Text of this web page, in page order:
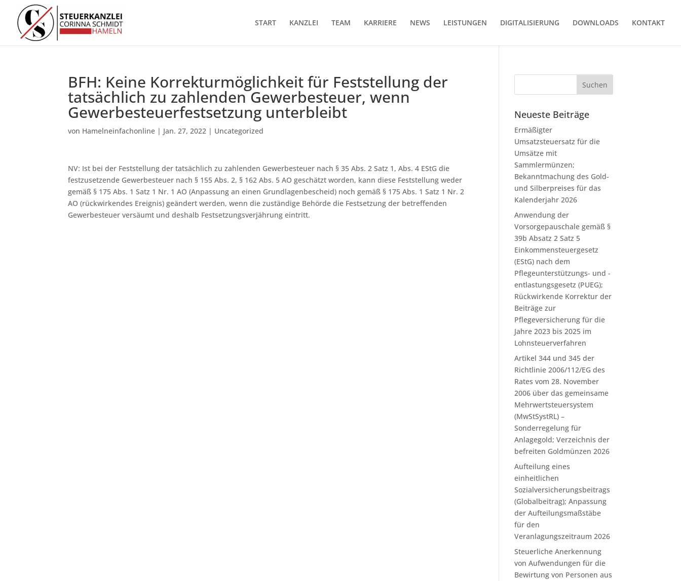
START KANZLEI TEAM KARRIERE NEWS LEISTUNGEN DIGITALISIERUNG DOWNLOADS KONTAKT
BFH: Keine Korrekturmöglichkeit für Feststellung der
tatsächlich zu zahlenden Gewerbesteuer, wenn
Gewerbesteuerfestsetzung unterbleibt
von Hamelneinfachonline | Jan. 27, 2022 | Uncategorized
NV: Ist bei der Feststellung der tatsächlich zu zahlenden Gewerbesteuer nach § 35 Abs. 2 Satz 1, Abs. 4 EStG die
festzusetzende Gewerbesteuer nach § 155 Abs. 2, § 162 Abs. 5 AO geschätzt worden, kann diese Feststellung weder
gemäß § 175 Abs. 1 Satz 1 Nr. 1 AO (Anpassung an einen Grundlagenbescheid) noch gemäß § 175 Abs. 1 Satz 1 Nr. 2
AO (rückwirkendes Ereignis) geändert werden, wenn die zuständige Behörde die Festsetzung der betreffenden
Gewerbesteuer versäumt und deshalb Festsetzungsverjährung eintritt.
Neueste Beiträge
Ermäßigter
Umsatzsteuersatz für die
Umsätze mit
Sammlermünzen;
Bekanntmachung des Gold-
und Silberpreises für das
Kalenderjahr 2026
Anwendung der
Vorsorgepauschale gemäß §
39b Absatz 2 Satz 5
Einkommensteuergesetz
(EStG) nach dem
Pflegeunterstützungs- und -
entlastungsgesetz (PUEG);
Rückwirkende Korrektur der
Beiträge zur
Pflegeversicherung für die
Jahre 2023 bis 2025 im
Lohnsteuerverfahren
Artikel 344 und 345 der
Richtlinie 2006/112/EG des
Rates vom 28. November
2006 über das gemeinsame
Mehrwertsteuersystem
(MwStSystRL) –
Sonderregelung für
Anlagegold; Verzeichnis der
befreiten Goldmünzen 2026
Aufteilung eines
einheitlichen
Sozialversicherungsbeitrags
(Globalbeitrag); Anpassung
der Aufteilungsmaßstäbe
für den
Veranlagungszeitraum 2026
Steuerliche Anerkennung
von Aufwendungen für die
Bewirtung von Personen aus